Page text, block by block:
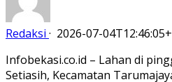
Redaksi · 2026-07-
Infobekasi.co.id – Lahan di
Setiasih, Kecamatan